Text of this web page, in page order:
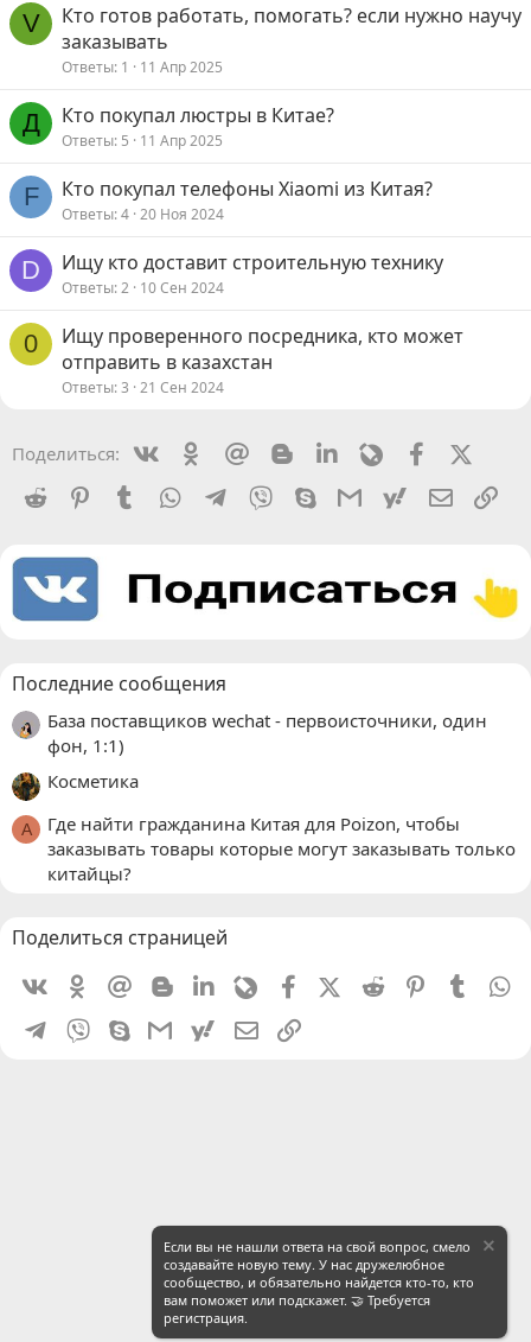
V
Кто готов работать, помогать? если нужно научу
заказывать
Ответы 1 11 Апр 2025
Д Кто покупал люстры в Китае?
Ответы 5 11 Апр 2025
F Кто покупал телефоны Xiaomi из Китая?
Ответы 4 20 Ноя 2024
D Ищу кто доставит строительную технику
Ответы 2 10 Сен 2024
0
Ищу проверенного посредника, кто может
отправить в казахстан
Ответы 3 21 Сен 2024
Поделиться: VkontakteOdnoklassniki
Mail.ru BloggerLinkedinLivejournalFacebook
Reddit
PinterestTumblr WhatsAppTelegram
Viber SkypeGmailyahoomail
Последние сообщения
База поставщиков wechat - первоисточники, один
фон, 1:1)
Косметика
A
Где найти гражданина Китая для Poizon, чтобы
заказывать товары которые могут заказывать только
китайцы?
Поделиться страницей
VkontakteOdnoklassniki
Mail.ru BloggerLinkedin
LivejournalFacebookX (Twitter)
Reddit PinterestTumblr
Telegram
Viber SkypeGmailyahoomailЭлектронная почта
Если вы не нашли ответа на свой вопрос, смело
создавайте новую тему. У нас дружелюбное
сообщество, и обязательно найдется кто-то, кто
вам поможет или подскажет. 🤝 Требуется
регистрация.